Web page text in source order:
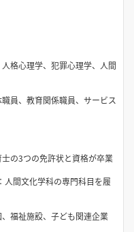
格心理学、犯罪心理学、人間
員、教育関係職員、サービス
の3つの免許状と資格が卒業
間文化学科の専門科目を履
福祉施設、子ども関連企業